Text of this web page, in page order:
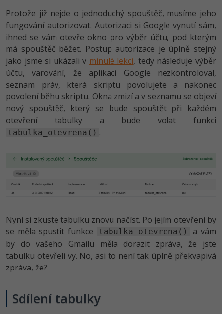
Protože již nejde o jednoduchý spouštěč, musíme jeho
fungování autorizovat. Autorizaci si Google vynutí sám,
ihned se vám otevře okno pro výběr účtu, pod kterým
má spouštěč běžet. Postup autorizace je úplně stejný
jako jsme si ukázali v minulé lekci, tedy následuje výběr
účtu, varování, že aplikaci Google nezkontroloval,
seznam práv, která skriptu povolujete a nakonec
povolení běhu skriptu. Okna zmizí a v seznamu se objeví
nový spouštěč, který se bude spouštět při každém
otevření tabulky a bude volat funkci
tabulka_otevrena() .
Nyní si zkuste tabulku znovu načíst. Po jejím otevření by
se měla spustit funkce
tabulka_otevrena()
a vám
by do vašeho Gmailu měla dorazit zpráva, že jste
tabulku otevřeli vy. No, asi to není tak úplně překvapivá
zpráva, že?
Sdílení tabulky